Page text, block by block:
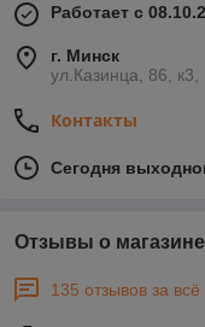
Работает с
г. Минск
ул.Казинца, 86,
Контакты
Сегодня
Отзывы о магазине
135 отзывов за